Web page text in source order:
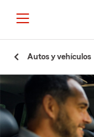
Autos y vehículos